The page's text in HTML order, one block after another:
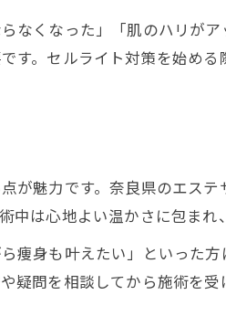
なくなった」「肌のハリが
す。セルライト対策を始め
が魅力です。奈良県のエス
は心地よい温かさに包まれ
痩身も叶えたい」といった
疑問を相談してから施術を